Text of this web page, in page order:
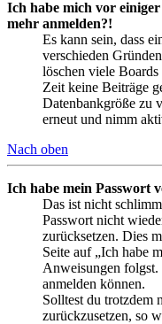
Ich habe mich vor
mehr anmelden?!
Es kann sein, dass
verschieden
löschen viele
Zeit keine Beiträge
Datenbankgröße zu
erneut und nimm
Nach oben
Ich habe mein Passwort
Das ist nicht
Passwort nicht
zurücksetzen. Dies
Seite auf „Ich habe
Anweisungen
anmelden können.
Solltest du trotzdem
zurückzusetzen, so